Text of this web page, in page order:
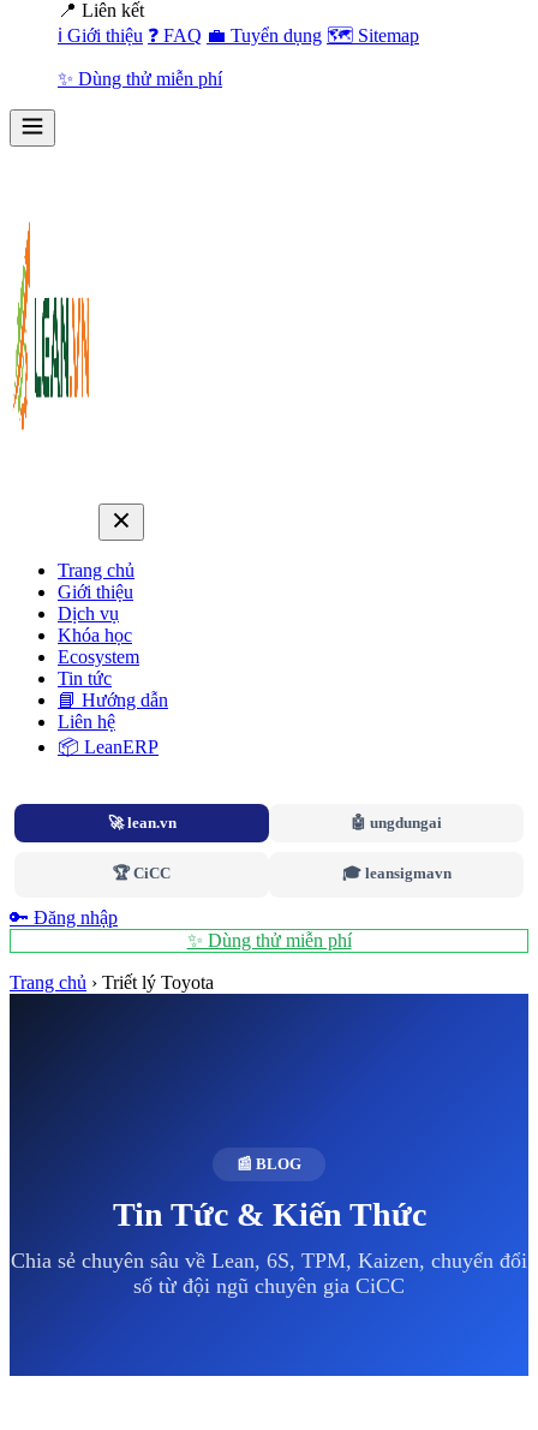
📍 Liên kết
ℹ️ Giới thiệu ❓ FAQ 💼 Tuyển dụng 🗺️ Sitemap
✨ Dùng thử miễn phí
Trang chủ
Giới thiệu
Dịch vụ
Khóa học
Ecosystem
Tin tức
📘 Hướng dẫn
Liên hệ
📦 LeanERP
🚀 lean.vn 🤖 ungdungai
🏆 CiCC 🎓 leansigmavn
🔑 Đăng nhập
✨ Dùng thử miễn phí
Trang chủ › Triết lý Toyota
📰 BLOG
Tin Tức & Kiến Thức
Chia sẻ chuyên sâu về Lean, 6S, TPM, Kaizen, chuyển đổi
số từ đội ngũ chuyên gia CiCC